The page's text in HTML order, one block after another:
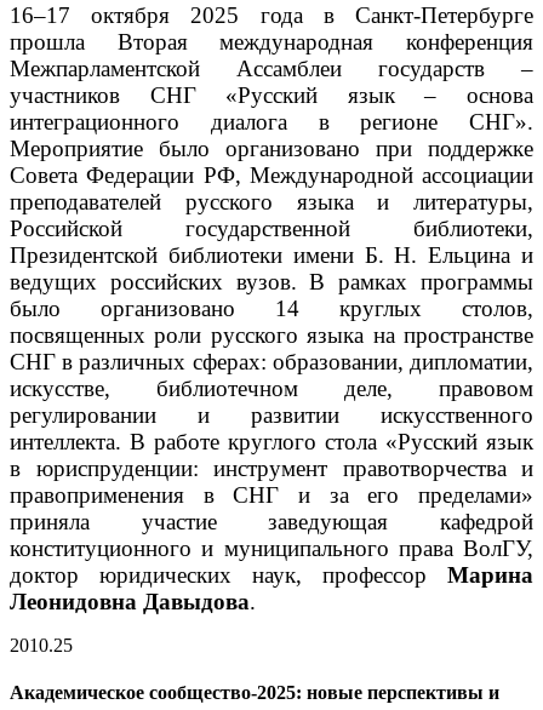
16–17 октября 2025 года в Санкт-Петербурге
прошла Вторая международная конференция
Межпарламентской Ассамблеи государств –
участников СНГ «Русский язык – основа
интеграционного диалога в регионе СНГ».
Мероприятие было организовано при поддержке
Совета Федерации РФ, Международной ассоциации
преподавателей русского языка и литературы,
Российской государственной библиотеки,
Президентской библиотеки имени Б. Н. Ельцина и
ведущих российских вузов. В рамках программы
было организовано 14 круглых столов,
посвященных роли русского языка на пространстве
СНГ в различных сферах: образовании, дипломатии,
искусстве, библиотечном деле, правовом
регулировании и развитии искусственного
интеллекта. В работе круглого стола «Русский язык
в юриспруденции: инструмент правотворчества и
правоприменения в СНГ и за его пределами»
приняла участие заведующая кафедрой
конституционного и муниципального права ВолГУ,
доктор юридических наук, профессор Марина
Леонидовна Давыдова.
2010.25
Академическое сообщество-2025: новые перспективы и